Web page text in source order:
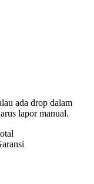
ada drop dalam
lapor manual.